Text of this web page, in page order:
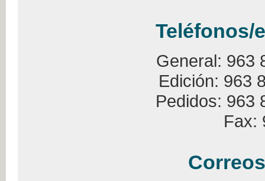
Teléfonos/
General: 963
Edición: 963
Pedidos: 963
Fax: